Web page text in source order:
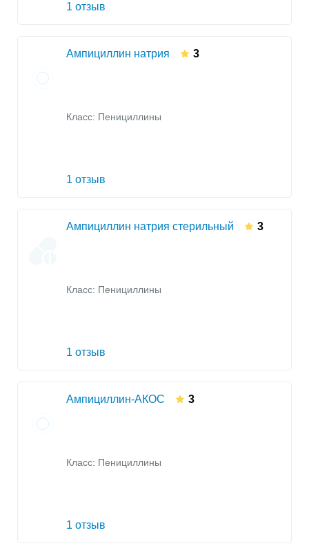
1 отзыв
Ампициллин натрия 3
Класс: Пенициллины
1 отзыв
Ампициллин натрия стерильный 3
Класс: Пенициллины
1 отзыв
Ампициллин-АКОС 3
Класс: Пенициллины
1 отзыв